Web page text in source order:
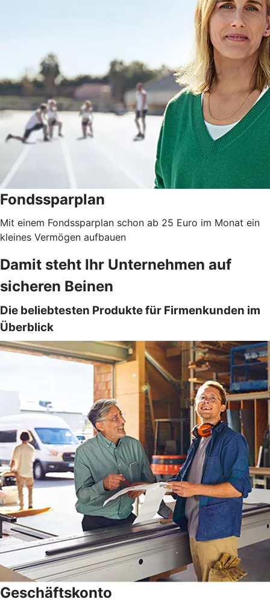
Fondssparplan
Mit einem Fondssparplan schon ab 25 Euro im Monat ein
kleines Vermögen aufbauen
Damit steht Ihr Unternehmen auf
sicheren Beinen
Die beliebtesten Produkte für Firmenkunden im
Überblick
Geschäftskonto